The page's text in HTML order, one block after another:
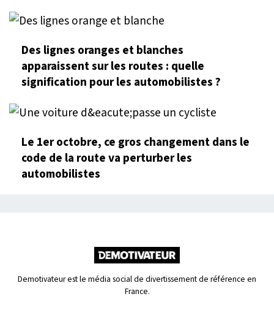
Des lignes oranges et blanches
apparaissent sur les routes : quelle
signification pour les automobilistes ?
Le 1er octobre, ce gros changement dans le
code de la route va perturber les
automobilistes
Demotivateur est le média social de divertissement de référence en
France.